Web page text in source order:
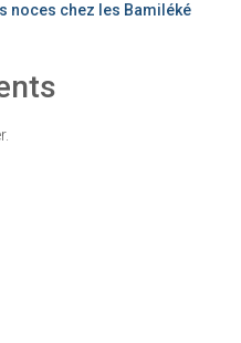
noces chez les Bamiléké